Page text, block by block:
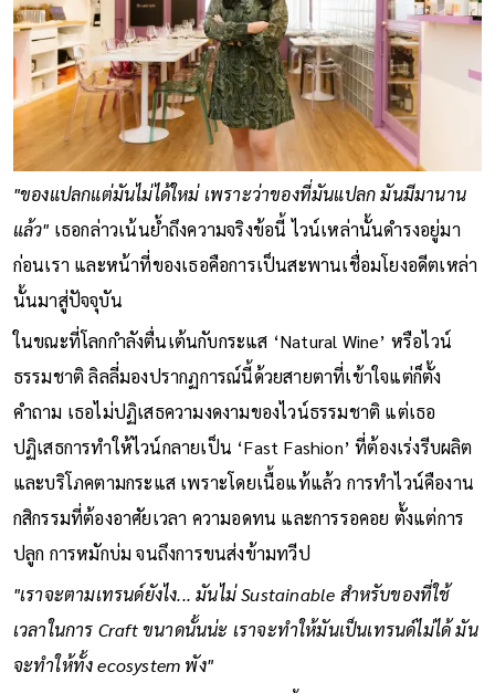
"ของแปลกแต่มันไม่ได้ใหม่ เพราะว่าของที่มันแปลก มันมีมานาน
แล้ว" เธอกล่าวเน้นย้ำถึงความจริงข้อนี้ ไวน์เหล่านั้นดำรงอยู่มา
ก่อนเรา และหน้าที่ของเธอคือการเป็นสะพานเชื่อมโยงอดีตเหล่า
นั้นมาสู่ปัจจุบัน
ในขณะที่โลกกำลังตื่นเต้นกับกระแส ‘Natural Wine’ หรือไวน์
ธรรมชาติ ลิลลี่มองปรากฏการณ์นี้ด้วยสายตาที่เข้าใจแต่ก็ตั้ง
คำถาม เธอไม่ปฏิเสธความงดงามของไวน์ธรรมชาติ แต่เธอ
ปฏิเสธการทำให้ไวน์กลายเป็น ‘Fast Fashion’ ที่ต้องเร่งรีบผลิต
และบริโภคตามกระแส เพราะโดยเนื้อแท้แล้ว การทำไวน์คืองาน
กสิกรรมที่ต้องอาศัยเวลา ความอดทน และการรอคอย ตั้งแต่การ
ปลูก การหมักบ่ม จนถึงการขนส่งข้ามทวีป
"เราจะตามเทรนด์ยังไง... มันไม่ Sustainable สำหรับของที่ใช้
เวลาในการ Craft ขนาดนั้นน่ะ เราจะทำให้มันเป็นเทรนด์ไม่ได้ มัน
จะทำให้ทั้ง ecosystem พัง"